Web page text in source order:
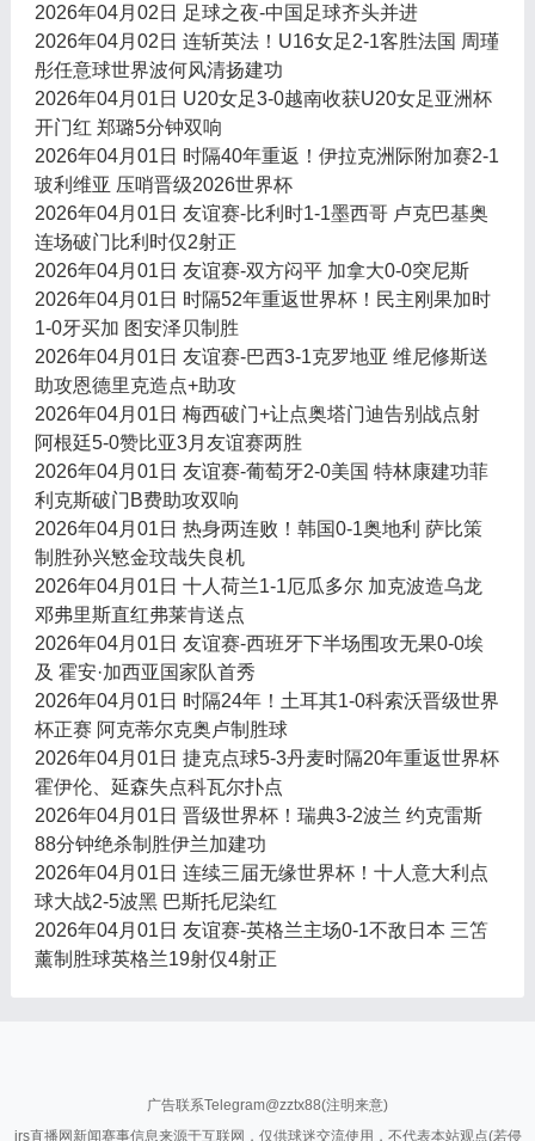
2026年04月02日 足球之夜-中国足球齐头并进
2026年04月02日 连斩英法！U16女足2-1客胜法国 周瑾
彤任意球世界波何风清扬建功
2026年04月01日 U20女足3-0越南收获U20女足亚洲杯
开门红 郑璐5分钟双响
2026年04月01日 时隔40年重返！伊拉克洲际附加赛2-1
玻利维亚 压哨晋级2026世界杯
2026年04月01日 友谊赛-比利时1-1墨西哥 卢克巴基奥
连场破门比利时仅2射正
2026年04月01日 友谊赛-双方闷平 加拿大0-0突尼斯
2026年04月01日 时隔52年重返世界杯！民主刚果加时
1-0牙买加 图安泽贝制胜
2026年04月01日 友谊赛-巴西3-1克罗地亚 维尼修斯送
助攻恩德里克造点+助攻
2026年04月01日 梅西破门+让点奥塔门迪告别战点射
阿根廷5-0赞比亚3月友谊赛两胜
2026年04月01日 友谊赛-葡萄牙2-0美国 特林康建功菲
利克斯破门B费助攻双响
2026年04月01日 热身两连败！韩国0-1奥地利 萨比策
制胜孙兴慜金玟哉失良机
2026年04月01日 十人荷兰1-1厄瓜多尔 加克波造乌龙
邓弗里斯直红弗莱肯送点
2026年04月01日 友谊赛-西班牙下半场围攻无果0-0埃
及 霍安·加西亚国家队首秀
2026年04月01日 时隔24年！土耳其1-0科索沃晋级世界
杯正赛 阿克蒂尔克奥卢制胜球
2026年04月01日 捷克点球5-3丹麦时隔20年重返世界杯
霍伊伦、延森失点科瓦尔扑点
2026年04月01日 晋级世界杯！瑞典3-2波兰 约克雷斯
88分钟绝杀制胜伊兰加建功
2026年04月01日 连续三届无缘世界杯！十人意大利点
球大战2-5波黑 巴斯托尼染红
2026年04月01日 友谊赛-英格兰主场0-1不敌日本 三笘
薰制胜球英格兰19射仅4射正
广告联系Telegram@zztx88(注明来意)
jrs直播网新闻赛事信息来源于互联网，仅供球迷交流使用，不代表本站观点(若侵